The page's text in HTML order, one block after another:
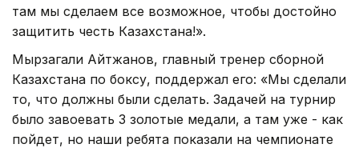
там мы сделаем все возможное, чтобы достойно
защитить честь Казахстана!».
Мырзагали Айтжанов, главный тренер сборной
Казахстана по боксу, поддержал его: «Мы сделали
то, что должны были сделать. Задачей на турнир
было завоевать 3 золотые медали, а там уже - как
пойдет, но наши ребята показали на чемпионате